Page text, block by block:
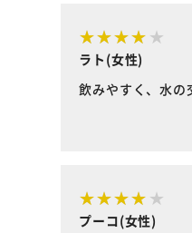
ラト(女性)
飲みやすく、水の
プーコ(女性)